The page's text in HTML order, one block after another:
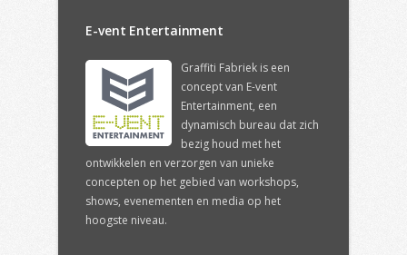
E-vent Entertainment
Graffiti Fabriek is een
concept van E-vent
Entertainment, een
dynamisch bureau dat zich
bezig houd met het
ontwikkelen en verzorgen van unieke
concepten op het gebied van workshops,
shows, evenementen en media op het
hoogste niveau.